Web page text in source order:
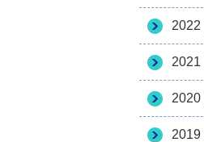
2022
2021
2020
2019